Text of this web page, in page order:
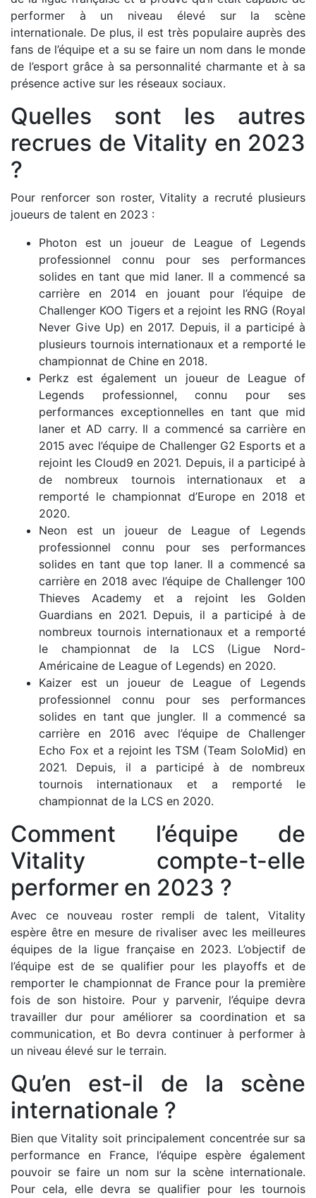
performer à un niveau élevé sur la scène
internationale. De plus, il est très populaire auprès des
fans de l’équipe et a su se faire un nom dans le monde
de l’esport grâce à sa personnalité charmante et à sa
présence active sur les réseaux sociaux.
Quelles sont les autres
recrues de Vitality en 2023
?
Pour renforcer son roster, Vitality a recruté plusieurs
joueurs de talent en 2023 :
Photon est un joueur de League of Legends
professionnel connu pour ses performances
solides en tant que mid laner. Il a commencé sa
carrière en 2014 en jouant pour l’équipe de
Challenger KOO Tigers et a rejoint les RNG (Royal
Never Give Up) en 2017. Depuis, il a participé à
plusieurs tournois internationaux et a remporté le
championnat de Chine en 2018.
Perkz est également un joueur de League of
Legends professionnel, connu pour ses
performances exceptionnelles en tant que mid
laner et AD carry. Il a commencé sa carrière en
2015 avec l’équipe de Challenger G2 Esports et a
rejoint les Cloud9 en 2021. Depuis, il a participé à
de nombreux tournois internationaux et a
remporté le championnat d’Europe en 2018 et
2020.
Neon est un joueur de League of Legends
professionnel connu pour ses performances
solides en tant que top laner. Il a commencé sa
carrière en 2018 avec l’équipe de Challenger 100
Thieves Academy et a rejoint les Golden
Guardians en 2021. Depuis, il a participé à de
nombreux tournois internationaux et a remporté
le championnat de la LCS (Ligue Nord-
Américaine de League of Legends) en 2020.
Kaizer est un joueur de League of Legends
professionnel connu pour ses performances
solides en tant que jungler. Il a commencé sa
carrière en 2016 avec l’équipe de Challenger
Echo Fox et a rejoint les TSM (Team SoloMid) en
2021. Depuis, il a participé à de nombreux
tournois internationaux et a remporté le
championnat de la LCS en 2020.
Comment l’équipe de
Vitality compte-t-elle
performer en 2023 ?
Avec ce nouveau roster rempli de talent, Vitality
espère être en mesure de rivaliser avec les meilleures
équipes de la ligue française en 2023. L’objectif de
l’équipe est de se qualifier pour les playoffs et de
remporter le championnat de France pour la première
fois de son histoire. Pour y parvenir, l’équipe devra
travailler dur pour améliorer sa coordination et sa
communication, et Bo devra continuer à performer à
un niveau élevé sur le terrain.
Qu’en est-il de la scène
internationale ?
Bien que Vitality soit principalement concentrée sur sa
performance en France, l’équipe espère également
pouvoir se faire un nom sur la scène internationale.
Pour cela, elle devra se qualifier pour les tournois